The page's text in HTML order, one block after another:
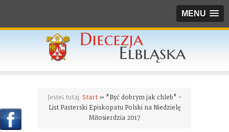
MENU
Jesteś tutaj: Start» "Być dobrym jak chleb" -
List Pasterski Episkopatu Polski na Niedzielę
Miłosierdzia 2017